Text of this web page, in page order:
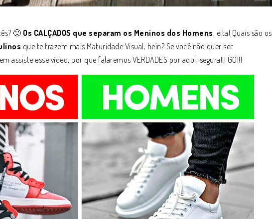
🙂 Os CALÇADOS que separam os Meninos dos Homens, eita! Quais são os
que te trazem mais Maturidade Visual, hein? Se você não quer ser
assiste esse vídeo, por que falaremos VERDADES por aqui, segura!!! GO!!!